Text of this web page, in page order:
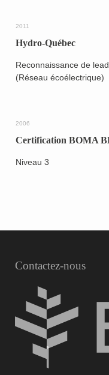
2011
Hydro-Québec
Reconnaissance de
(Réseau écoélectrique)
2006
Certification BOMA
Niveau 3
Contactez-nous